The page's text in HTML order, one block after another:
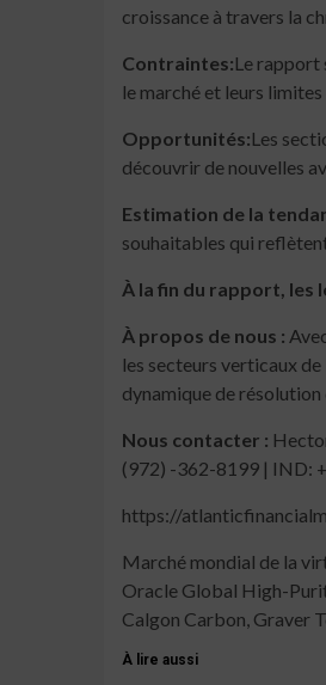
croissance à travers la
Contraintes:Le rapport
le marché et leurs
Opportunités:Les
découvrir de nouvelles
Estimation de la
souhaitables qui
À la fin du rapport, les
À propos de nous :
les secteurs verticaux
dynamique de
Nous contacter :
(972) -362-8199 | IND:
https://
Navigation
de
l’article
Marché mondial de la
Oracle Global High-
Calgon Carbon, Graver
À lire aussi